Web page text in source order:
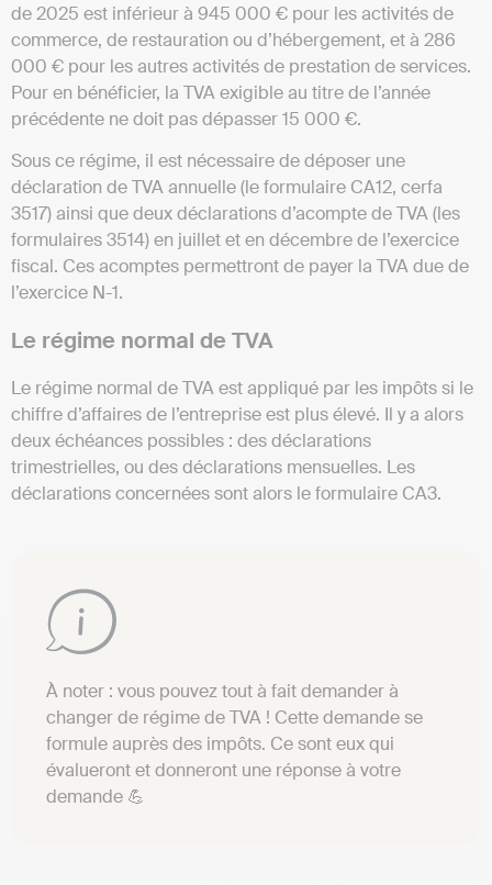
de 2025 est inférieur à 945 000 € pour les activités de
commerce, de restauration ou d’hébergement, et à 286
000 € pour les autres activités de prestation de services.
Pour en bénéficier, la TVA exigible au titre de l’année
précédente ne doit pas dépasser 15 000 €.
Sous ce régime, il est nécessaire de déposer une
déclaration de TVA annuelle (le formulaire CA12, cerfa
3517) ainsi que deux déclarations d’acompte de TVA (les
formulaires 3514) en juillet et en décembre de l’exercice
fiscal. Ces acomptes permettront de payer la TVA due de
l’exercice N-1.
Le régime normal de TVA
Le régime normal de TVA est appliqué par les impôts si le
chiffre d’affaires de l’entreprise est plus élevé. Il y a alors
deux échéances possibles : des déclarations
trimestrielles, ou des déclarations mensuelles. Les
déclarations concernées sont alors le formulaire CA3.
À noter : vous pouvez tout à fait demander à
changer de régime de TVA ! Cette demande se
formule auprès des impôts. Ce sont eux qui
évalueront et donneront une réponse à votre
demande 💪